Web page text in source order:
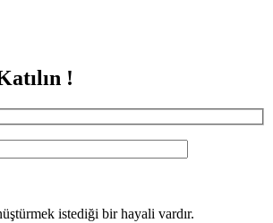
!
istediği bir hayali vardır.